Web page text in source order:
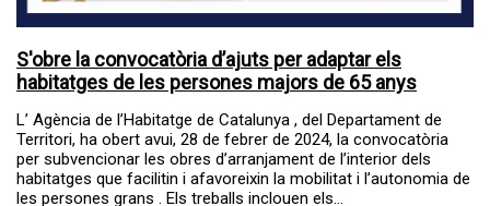
S'obre la convocatòria d’ajuts per adaptar els
habitatges de les persones majors de 65 anys
L’ Agència de l’Habitatge de Catalunya , del Departament de
Territori, ha obert avui, 28 de febrer de 2024, la convocatòria
per subvencionar les obres d’arranjament de l’interior dels
habitatges que facilitin i afavoreixin la mobilitat i l’autonomia de
les persones grans . Els treballs inclouen els...